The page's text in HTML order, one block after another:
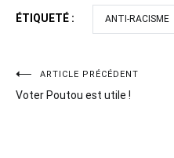
ÉTIQUETÉ : ANTI-RACISME
Navigation
de
ARTICLE PRÉCÉDENT
Voter Poutou est utile !